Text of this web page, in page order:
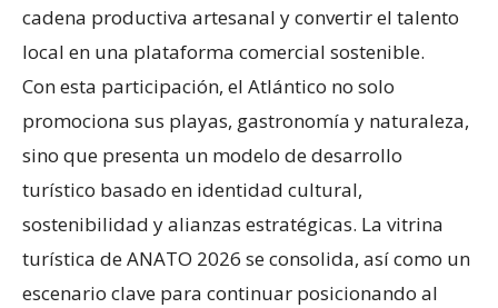
cadena productiva artesanal y convertir el talento
local en una plataforma comercial sostenible.
Con esta participación, el Atlántico no solo
promociona sus playas, gastronomía y naturaleza,
sino que presenta un modelo de desarrollo
turístico basado en identidad cultural,
sostenibilidad y alianzas estratégicas. La vitrina
turística de ANATO 2026 se consolida, así como un
escenario clave para continuar posicionando al